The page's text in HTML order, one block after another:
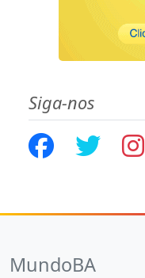
Siga-nos
MundoBA